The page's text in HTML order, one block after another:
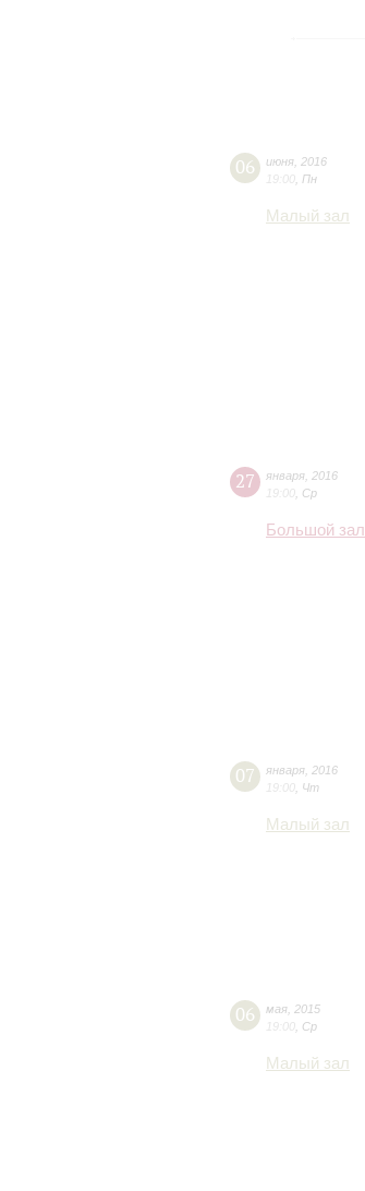
06 июня 2016
19:00 Пн
Малый зал
27 января 2016
19:00 Ср
Большой зал
07 января 2016
19:00 Чт
Малый зал
06 мая 2015
19:00 Ср
Малый зал